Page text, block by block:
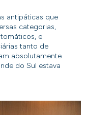
antipáticas que
categorias,
e
tanto de
absolutamente
do Sul estava